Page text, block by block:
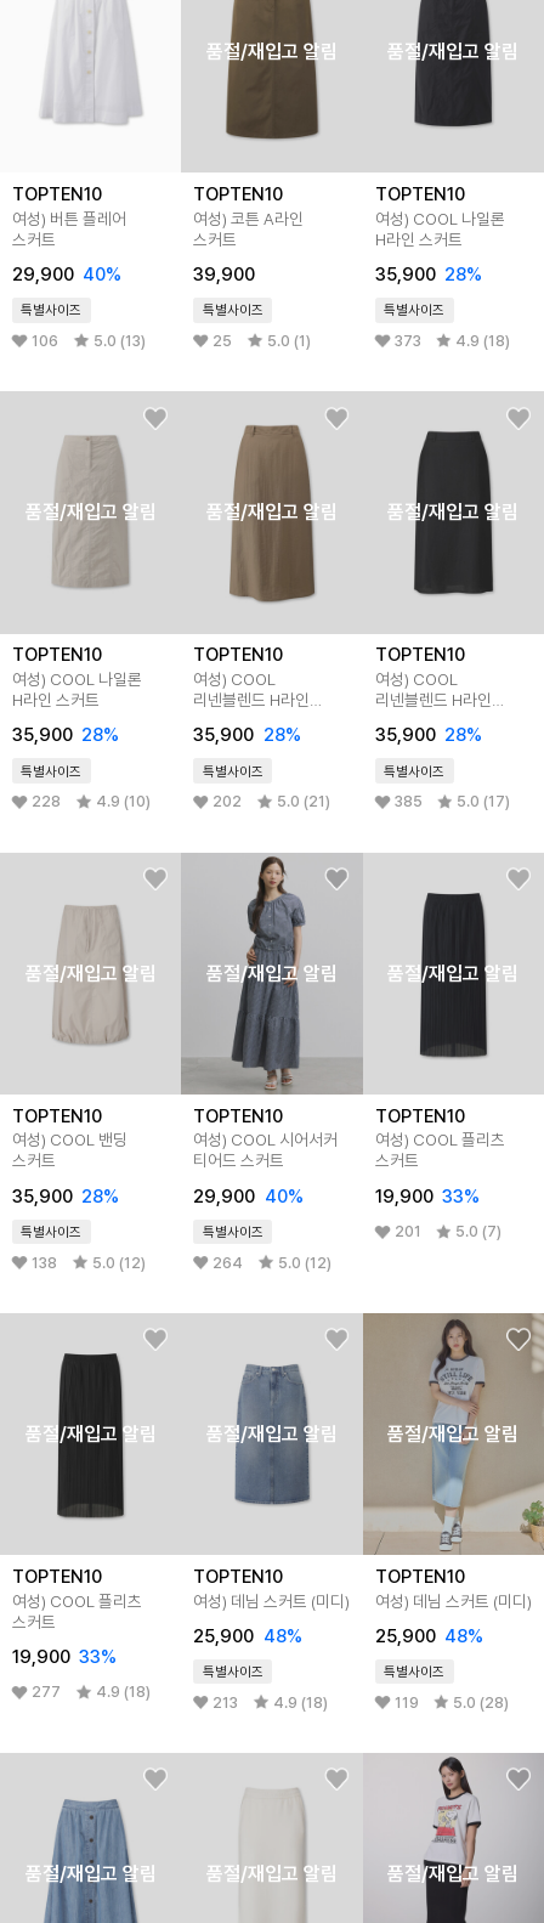
TOPTEN10
여성) 버튼 플레어
스커트
29,900 40%
특별사이즈
106 5.0 (13)
품절/재입고 알림
TOPTEN10
여성) 코튼 A라인
스커트
39,900
특별사이즈
25 5.0 (1)
품절/재입고 알림
TOPTEN10
여성) COOL 나일론
H라인 스커트
35,900 28%
특별사이즈
373 4.9 (18)
품절/재입고 알림
TOPTEN10
여성) COOL 나일론
H라인 스커트
35,900 28%
특별사이즈
228 4.9 (10)
품절/재입고 알림
TOPTEN10
여성) COOL
리넨블렌드 H라인
35,900 28%
특별사이즈
202 5.0 (21)
품절/재입고 알림
TOPTEN10
여성) COOL
리넨블렌드 H라인
35,900 28%
특별사이즈
385 5.0 (17)
품절/재입고 알림
TOPTEN10
여성) COOL 밴딩
스커트
35,900 28%
특별사이즈
138 5.0 (12)
품절/재입고 알림
TOPTEN10
여성) COOL 시어서커
티어드 스커트
29,900 40%
특별사이즈
264 5.0 (12)
품절/재입고 알림
TOPTEN10
여성) COOL 플리츠
스커트
19,900 33%
201 5.0 (7)
품절/재입고 알림
TOPTEN10
여성) COOL 플리츠
스커트
19,900 33%
277 4.9 (18)
품절/재입고 알림
TOPTEN10
여성) 데님 스커트 (미디)
25,900 48%
특별사이즈
213 4.9 (18)
품절/재입고 알림
TOPTEN10
여성) 데님 스커트 (미디)
25,900 48%
특별사이즈
119 5.0 (28)
품절/재입고 알림 품절/재입고 알림 품절/재입고 알림